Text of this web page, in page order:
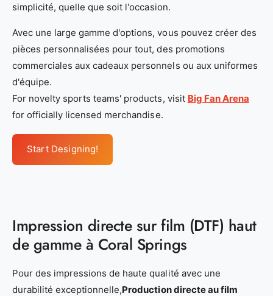
simplicité, quelle que soit l'occasion.
Avec une large gamme d'options, vous pouvez créer des
pièces personnalisées pour tout, des promotions
commerciales aux cadeaux personnels ou aux uniformes
d'équipe.
For novelty sports teams' products, visit Big Fan Arena
for officially licensed merchandise.
Start Designing!
Impression directe sur film (DTF) haut
de gamme à Coral Springs
Pour des impressions de haute qualité avec une
durabilité exceptionnelle,Production directe au film